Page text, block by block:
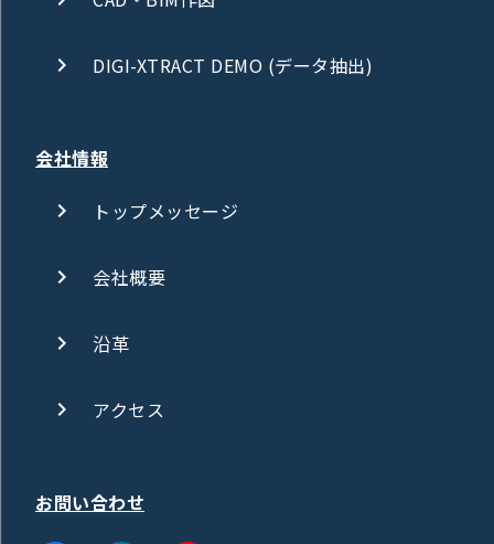
DIGI-XTRACT DEMO (データ抽出)
会社情報
トップメッセージ
会社概要
沿革
アクセス
お問い合わせ